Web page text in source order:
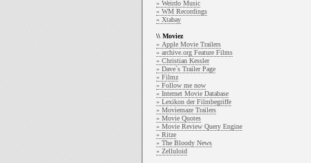
» Weirdo Music
» WM Recordings
» Xtabay
\\ Moviez
» Apple Movie Trailers
» archive.org Feature Films
» Christian Kessler
» Dave`s Trailer Page
» Filmz
» Follow me now
» Internet Movie Database
» Lexikon der Filmbegriffe
» Moviemaze Trailers
» Movie Quotes
» Movie Review Query Engine
» Ritze
» The Bloody News
» Zelluloid